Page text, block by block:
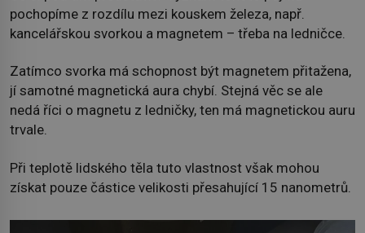
pochopíme z rozdílu mezi kouskem železa, např.
kancelářskou svorkou a magnetem – třeba na ledničce.
Zatímco svorka má schopnost být magnetem přitažena,
jí samotné magnetická aura chybí. Stejná věc se ale
nedá říci o magnetu z ledničky, ten má magnetickou auru
trvale.
Při teplotě lidského těla tuto vlastnost však mohou
získat pouze částice velikosti přesahující 15 nanometrů.